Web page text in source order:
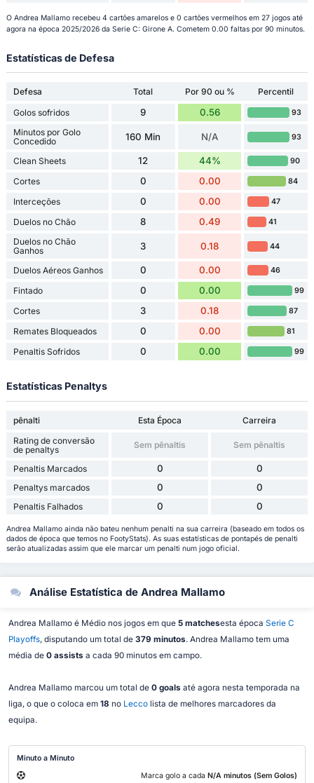
O Andrea Mallamo recebeu 4 cartões amarelos e 0 cartões vermelhos em 27 jogos até
agora na época 2025/2026 da Serie C: Girone A. Cometem 0.00 faltas por 90 minutos.
Estatísticas de Defesa
Defesa Total Por 90 ou %
Percentil
Golos sofridos
9 0.56 93
Minutos por Golo
Concedido
160 Min N/A 93
Clean Sheets 12 44% 90
Cortes 0 0.00 84
Interceções 0 0.00 47
Duelos no Chão 8 0.49 41
Duelos no Chão
Ganhos
3 0.18 44
Duelos Aéreos Ganhos 0 0.00 46
Fintado 0 0.00 99
Cortes 3 0.18 87
Remates Bloqueados 0 0.00 81
Penaltis Sofridos 0 0.00 99
Estatísticas Penaltys
pênalti Esta Época
Carreira
Rating de conversão
de penaltys
Sem pênaltis Sem pênaltis
Penaltis Marcados 0 0
Penaltys marcados 0 0
Penaltis Falhados 0 0
Andrea Mallamo ainda não bateu nenhum penalti na sua carreira (baseado em todos os
dados de época que temos no FootyStats). As suas estatísticas de pontapés de penalti
serão atualizadas assim que ele marcar um penalti num jogo oficial.
Análise Estatística de Andrea Mallamo
Andrea Mallamo é Médio nos jogos em que 5 matchesesta época Serie C
Playoffs, disputando um total de 379 minutos. Andrea Mallamo tem uma
média de 0 assists a cada 90 minutos em campo.
Andrea Mallamo marcou um total de 0 goals até agora nesta temporada na
liga, o que o coloca em 18 no Leccolista de melhores marcadores da
equipa.
Minuto a Minuto
Marca golo a cada N/A minutos (Sem Golos)